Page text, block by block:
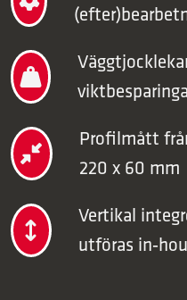
Profilmått
220 x 60 mm
Vertikal
utföras